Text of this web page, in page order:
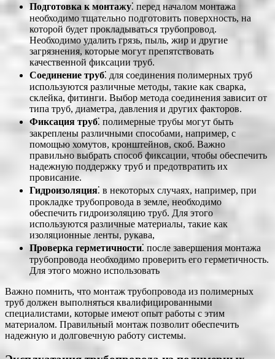
Подготовка к монтажу⁚ перед началом монтажа
необходимо тщательно подготовить поверхность, на
которой будет прокладываться трубопровод.
Необходимо удалить грязь, пыль, жир и другие
загрязнения, которые могут препятствовать
качественной фиксации труб.
Соединение труб⁚ для соединения полимерных труб
используются различные методы, такие как сварка,
склейка, фитинги. Выбор метода соединения зависит от
типа труб, диаметра, давления и других факторов.
Фиксация труб⁚ полимерные трубы могут быть
закреплены различными способами, например, с
помощью хомутов, кронштейнов, скоб. Важно
правильно выбрать способ фиксации, чтобы обеспечить
надежную поддержку труб и предотвратить их
провисание.
Гидроизоляция⁚ в некоторых случаях, например, при
прокладке трубопровода в земле, необходимо
обеспечить гидроизоляцию труб. Для этого
используются различные материалы, такие как
изоляционные ленты, рукава,
Проверка герметичности⁚ после завершения монтажа
трубопровода необходимо проверить его герметичность.
Для этого можно использовать
Важно помнить, что монтаж трубопровода из полимерных
труб должен выполняться квалифицированными
специалистами, которые имеют опыт работы с этим
материалом. Правильный монтаж позволит обеспечить
надежную и долговечную работу системы.